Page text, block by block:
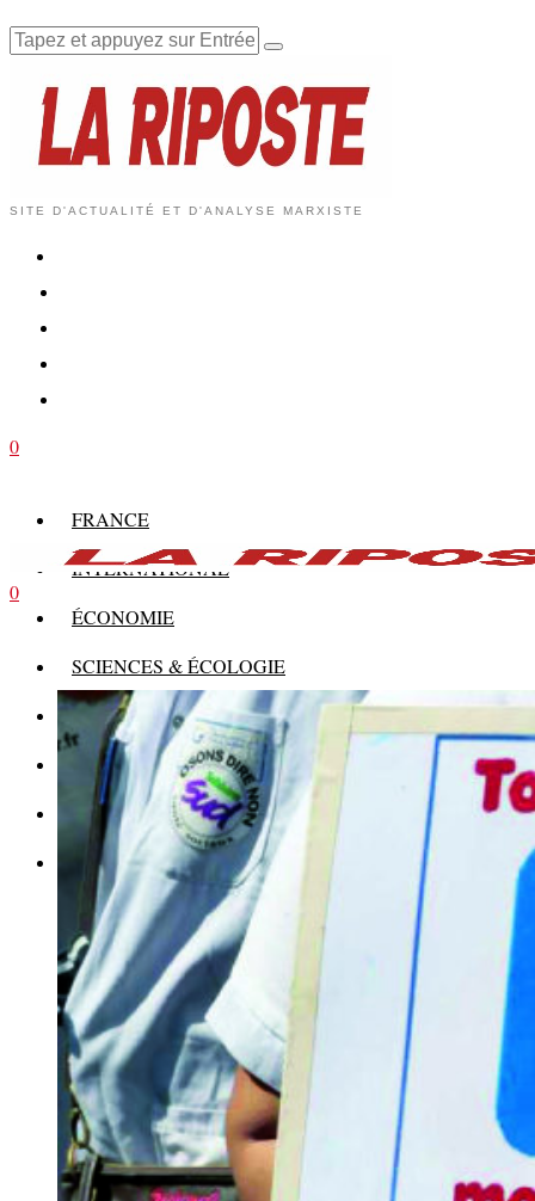
SITE D'ACTUALITÉ ET D'ANALYSE MARXISTE
0
FRANCE
INTERNATIONAL
ÉCONOMIE
SCIENCES & ÉCOLOGIE
HISTOIRE
THÉORIE
CULTURE
MULTIMÉDIAS
0